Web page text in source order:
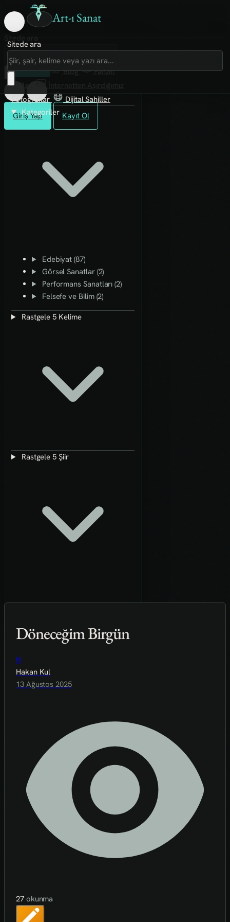
Art-ı Sanat
Giriş Yap Kayıt Ol
Sitede ara
Art-ı Sosyal
İmece
Kütüphane
Blog
Fanzin
Rafları
Fotoğraflar
Dijital Sahiller
Kategoriler
Edebiyat (87)
Görsel Sanatlar (2)
Performans Sanatları (2)
Felsefe ve Bilim (2)
Rastgele 5 Kelime
Rastgele 5 Şiir
Döneceğim Birgün
H
Hakan Kul
13 Ağustos 2025
27 okunma